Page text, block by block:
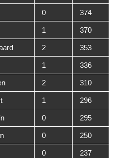
0 374
1 370
2 353
1 336
2 310
1 296
0 295
0 250
0 237